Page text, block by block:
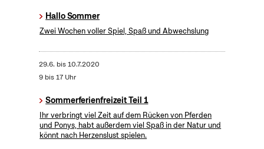
Hallo Sommer
Zwei Wochen voller Spiel, Spaß und Abwechslung
29.6. bis10.7.2020
9 bis 17 Uhr
Sommerferienfreizeit Teil 1
Ihr verbringt viel Zeit auf dem Rücken von Pferden
und Ponys, habt außerdem viel Spaß in der Natur und
könnt nach Herzenslust spielen.